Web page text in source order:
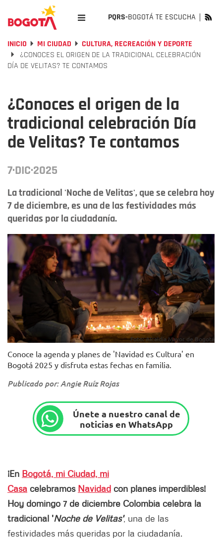
PQRS-BOGOTÁ TE ESCUCHA
INICIO MI CIUDAD
CULTURA, RECREACIÓN Y DEPORTE
¿CONOCES EL ORIGEN DE LA TRADICIONAL CELEBRACIÓN
DÍA DE VELITAS? TE CONTAMOS
¿Conoces el origen de la
tradicional celebración Día
de Velitas? Te contamos
7·DIC·2025
La tradicional 'Noche de Velitas', que se celebra hoy
7 de diciembre, es una de las festividades más
queridas por la ciudadanía.
Foto: Alcaldía Mayor de Bogotá
Conoce la agenda y planes de 'Navidad es Cultura' en
Bogotá 2025 y disfruta estas fechas en familia.
Publicado por: Angie Ruíz Rojas
Únete a nuestro canal de
noticias en WhatsApp
¡En Bogotá, mi Ciudad, mi
Casa celebramos Navidad con planes imperdibles!
Hoy domingo 7 de diciembre Colombia celebra la
tradicional 'Noche de Velitas', una de las
festividades más queridas por la ciudadanía.